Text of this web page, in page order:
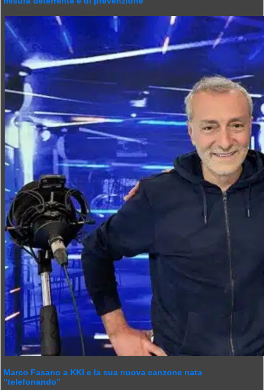
Marco Fasano a KKI e la sua nuova canzone nata
“telefonando”